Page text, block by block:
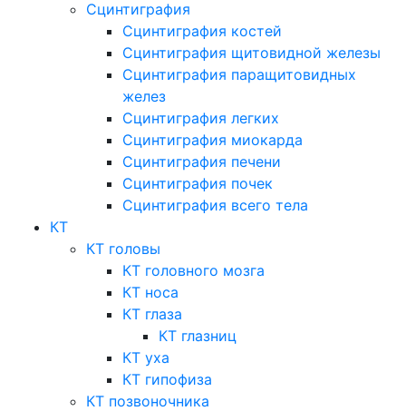
Сцинтиграфия
Сцинтиграфия костей
Сцинтиграфия щитовидной железы
Сцинтиграфия паращитовидных
желез
Сцинтиграфия легких
Сцинтиграфия миокарда
Сцинтиграфия печени
Сцинтиграфия почек
Сцинтиграфия всего тела
КТ
КТ головы
КТ головного мозга
КТ носа
КТ глаза
КТ глазниц
КТ уха
КТ гипофиза
КТ позвоночника